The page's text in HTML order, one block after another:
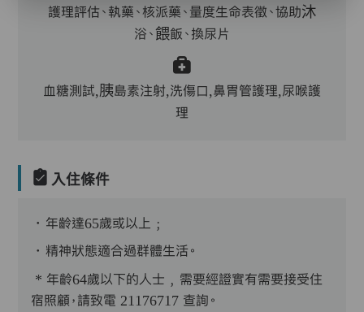
護理評估、執藥、核派藥、量度生命表徵、協助沐
浴、餵飯、換尿片
血糖測試,胰島素注射,洗傷口,鼻胃管護理,尿喉護
理
入住條件
．年齡達65歲或以上﹔
．精神狀態適合過群體生活。
* 年齡64歲以下的人士﹐需要經證實有需要接受住
宿照顧，請致電 21176717 查詢。